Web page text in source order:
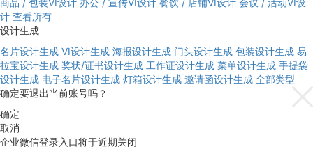
商品 / 包装VI设计 办公 / 宣传VI设计 餐饮 / 店铺VI设计 会议 / 活动VI设
计 查看所有
设计生成
名片设计生成 VI设计生成 海报设计生成 门头设计生成 包装设计生成 易
拉宝设计生成 奖状/证书设计生成 工作证设计生成 菜单设计生成 手提袋
设计生成 电子名片设计生成 灯箱设计生成 邀请函设计生成 全部类型
确定要退出当前账号吗？
确定
取消
企业微信登录入口将于近期关闭